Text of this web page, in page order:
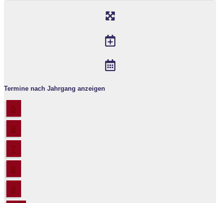
Termine nach Jahrgang anzeigen
5
6
7
8
9